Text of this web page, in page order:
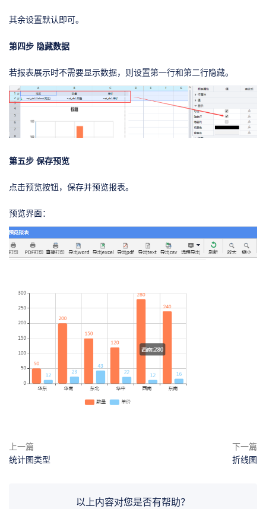
其余设置默认即可。
第四步 隐藏数据
若报表展示时不需要显示数据，则设置第一行和第二行隐藏。
第五步 保存预览
点击预览按钮，保存并预览报表。
预览界面：
上一篇
统计图类型
下一篇
折线图
以上内容对您是否有帮助？